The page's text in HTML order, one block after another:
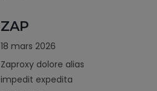
ZAP
18 mars 2026
Zaproxy dolore alias
impedit expedita